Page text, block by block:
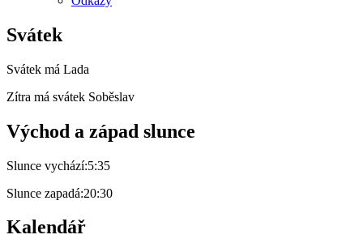
Svátek
Svátek má Lada
Zítra má svátek Soběslav
Východ a západ slunce
Slunce vychází:5:35
Slunce zapadá:20:30
Kalendář